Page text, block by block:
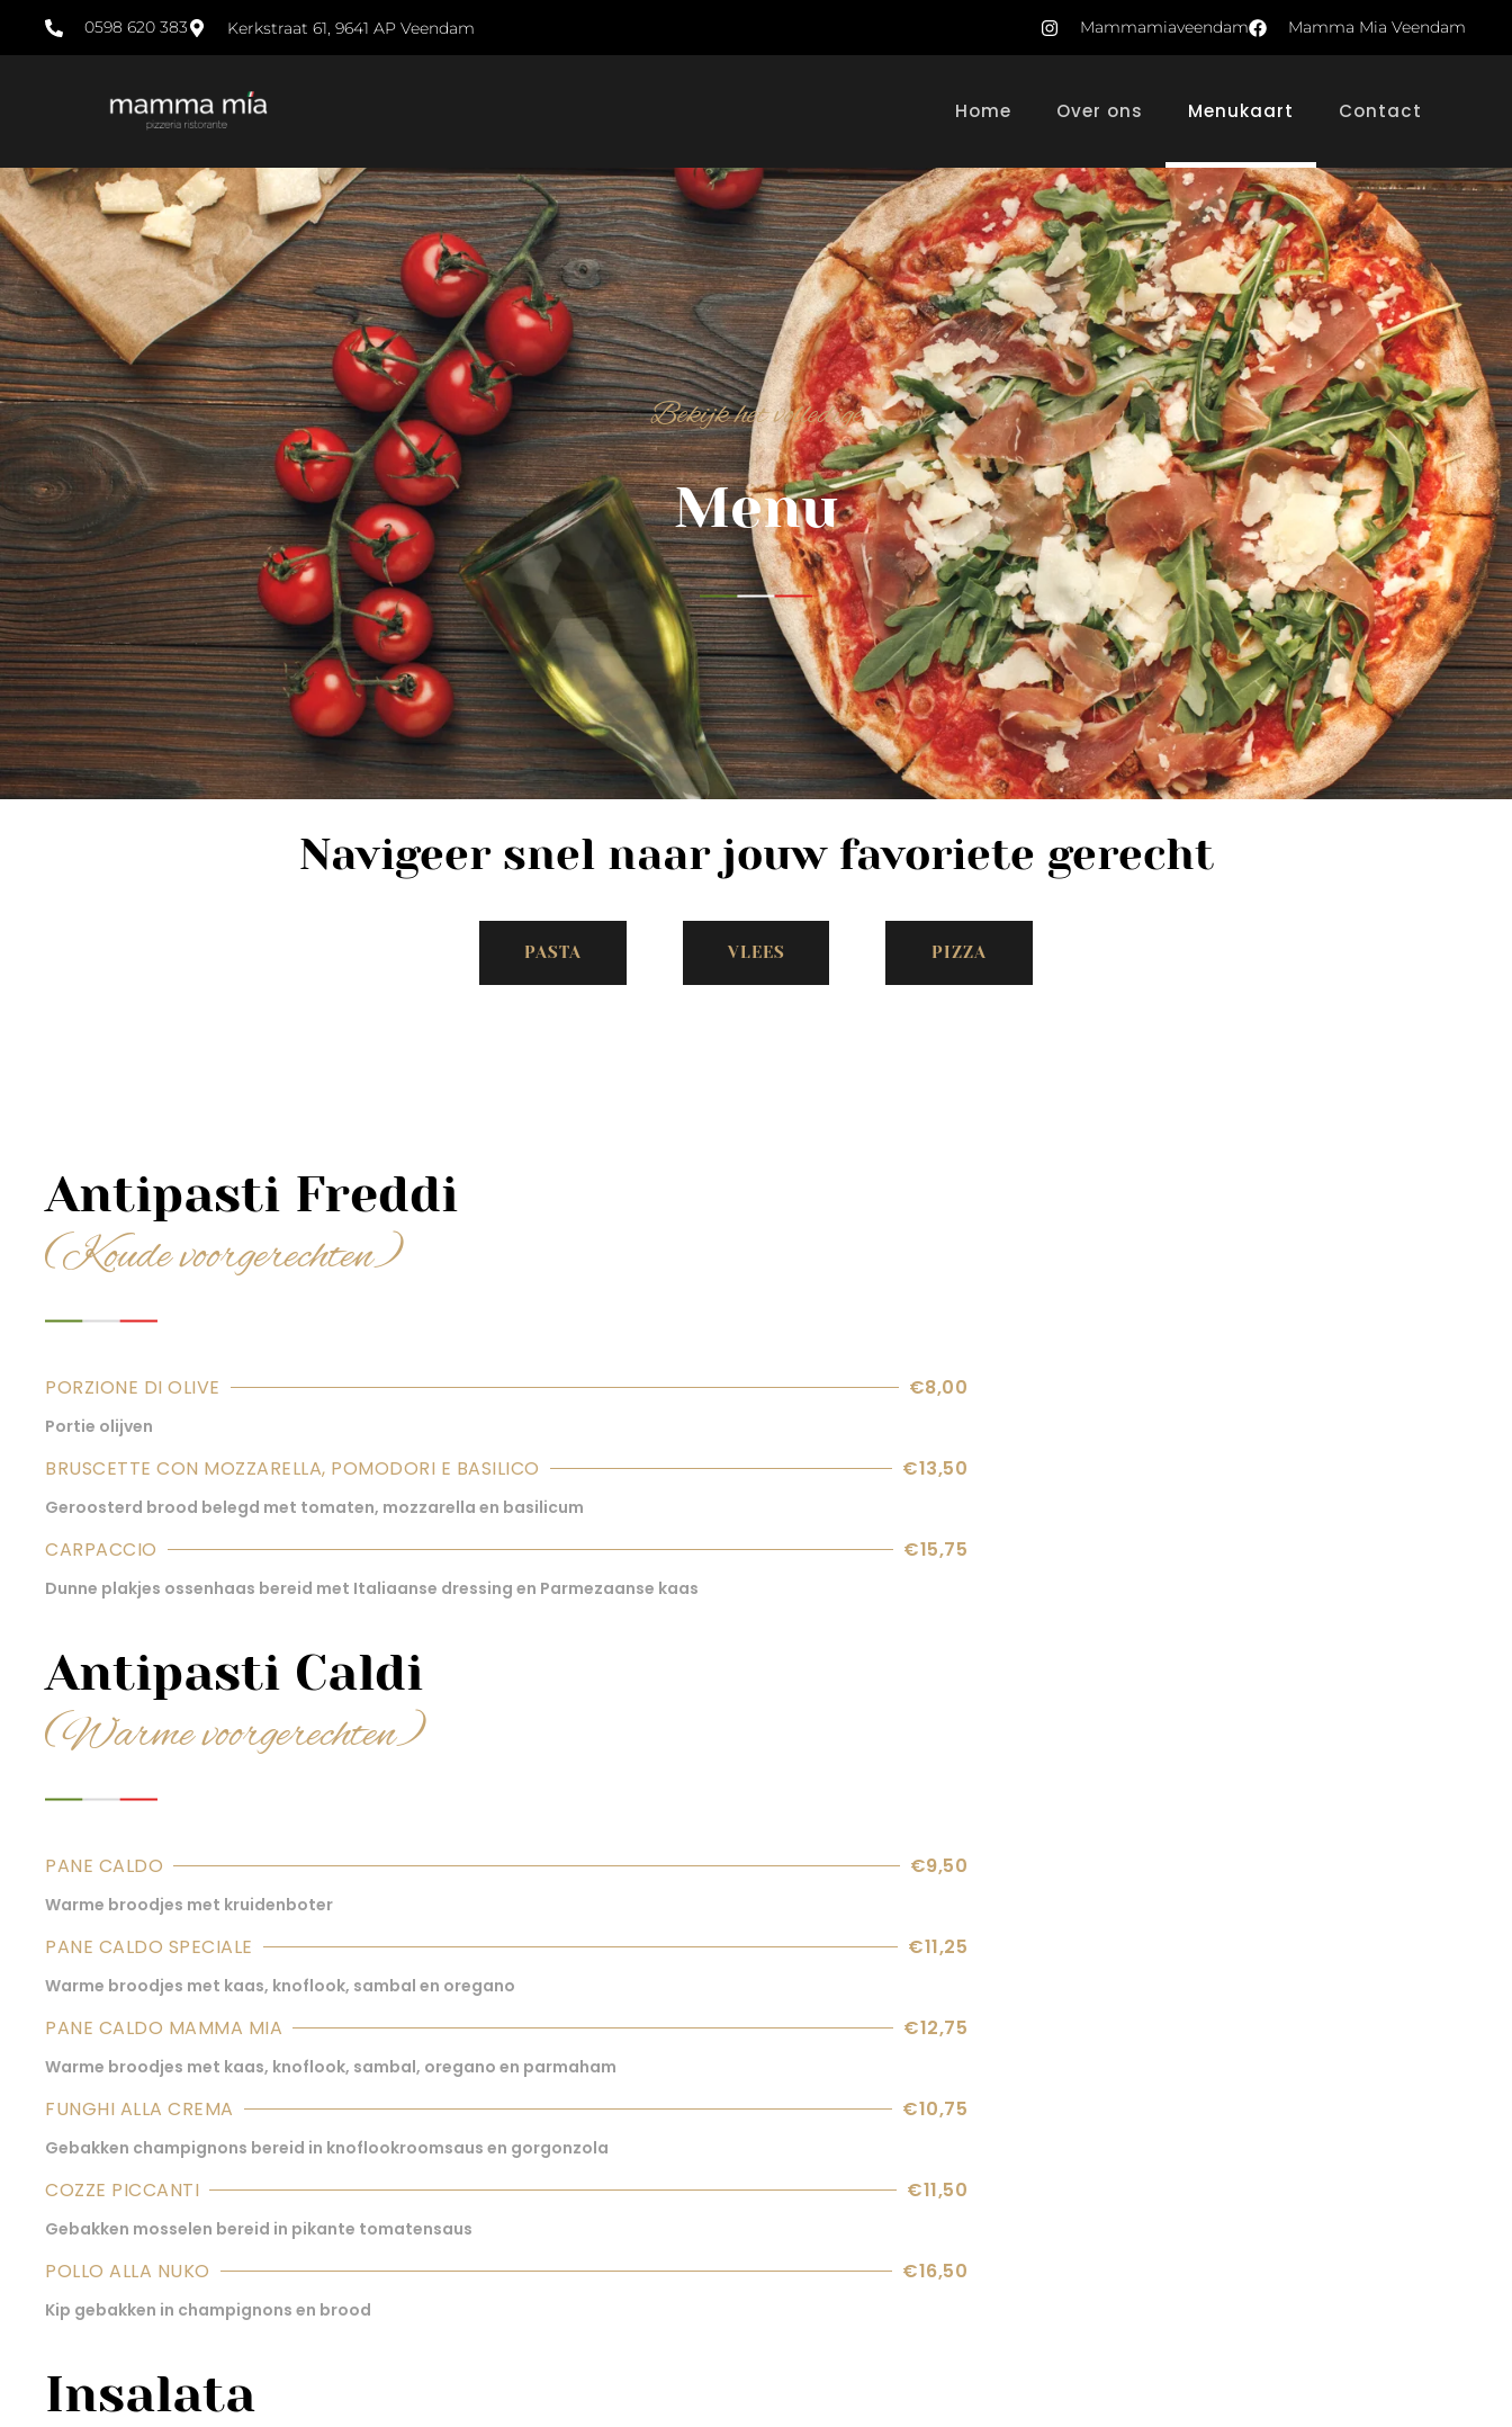
0598 620 383 Kerkstraat 61, 9641 AP Veendam Mammamiaveendam Mamma Mia Veendam
Home Over ons Menukaart Contact
Bekijk het volledige
Menu
Navigeer snel naar jouw favoriete gerecht
PASTA VLEES PIZZA
Antipasti Freddi
(Koude voorgerechten)
PORZIONE DI OLIVE €8,00
Portie olijven
BRUSCETTE CON MOZZARELLA, POMODORI E BASILICO €13,50
Geroosterd brood belegd met tomaten, mozzarella en basilicum
CARPACCIO €15,75
Dunne plakjes ossenhaas bereid met Italiaanse dressing en Parmezaanse kaas
Antipasti Caldi
(Warme voorgerechten)
PANE CALDO €9,50
Warme broodjes met kruidenboter
PANE CALDO SPECIALE €11,25
Warme broodjes met kaas, knoflook, sambal en oregano
PANE CALDO MAMMA MIA €12,75
Warme broodjes met kaas, knoflook, sambal, oregano en parmaham
FUNGHI ALLA CREMA €10,75
Gebakken champignons bereid in knoflookroomsaus en gorgonzola
COZZE PICCANTI €11,50
Gebakken mosselen bereid in pikante tomatensaus
POLLO ALLA NUKO €16,50
Kip gebakken in champignons en brood
Insalata